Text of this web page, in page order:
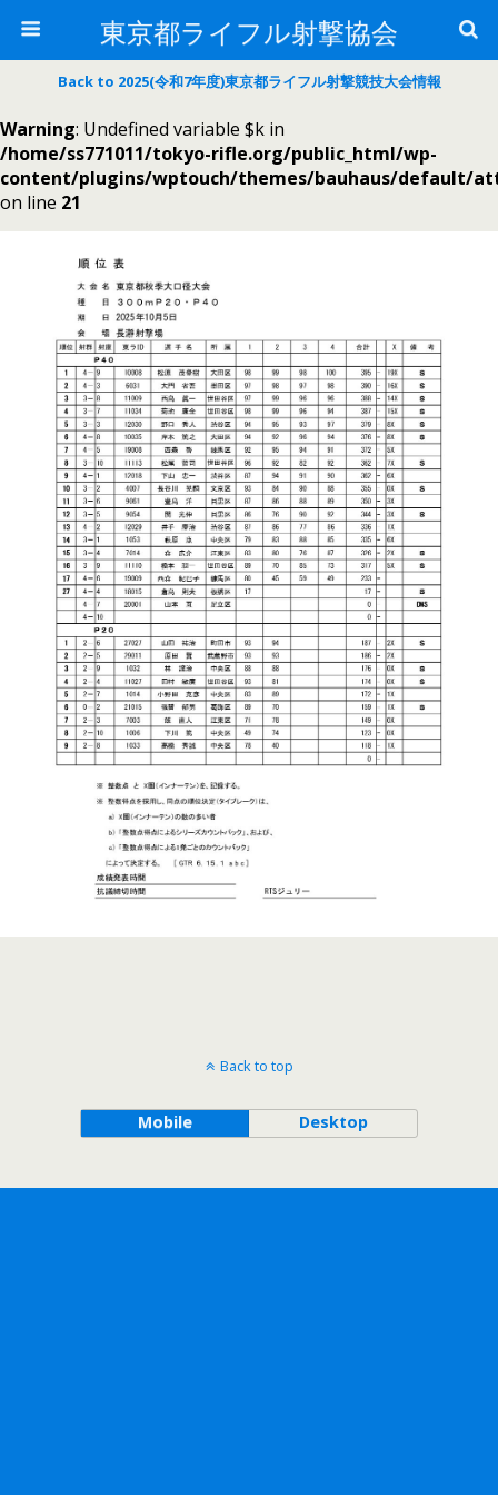
東京都ライフル射撃協会
Back to 2025(令和7年度)東京都ライフル射撃競技大会情報
Warning: Undefined variable $k in
/home/ss771011/tokyo-rifle.org/public_html/wp-
content/plugins/wptouch/themes/bauhaus/default/
on line 21
Back to top
Mobile Desktop